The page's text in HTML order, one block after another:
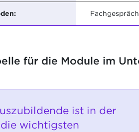
für die Module im
ist in der
wichtigsten